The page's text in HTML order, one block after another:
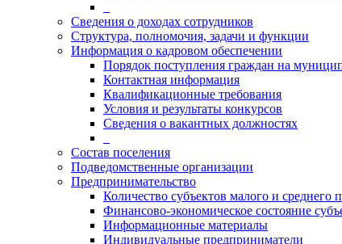
Сведения о доходах сотрудников
Структура, полномочия, задачи и функции
Информация о кадровом обеспечении
Порядок поступления граждан на
Контактная информация
Квалификационные требования
Условия и результаты конкурсов
Сведения о вакантных должностях
Состав поселения
Подведомственные организации
Предпринимательство
Количество субъектов малого и среднего
Финансово-экономическое состояние
Информационные материалы
Индивидуальные предприниматели